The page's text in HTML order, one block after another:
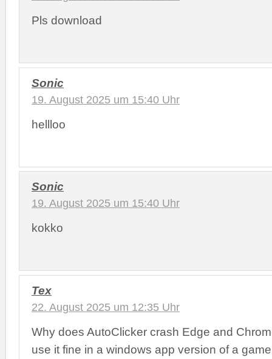
Pls download
Sonic
19. August 2025 um 15:40 Uhr
hellloo
Sonic
19. August 2025 um 15:40 Uhr
kokko
Tex
22. August 2025 um 12:35 Uhr
Why does AutoClicker crash Edge and
use it fine in a windows app version of a